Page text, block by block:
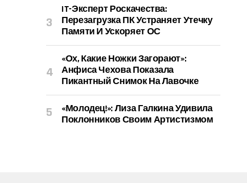
IT-Эксперт Роскачества:
Перезагрузка ПК Устраняет Утечку
Памяти И Ускоряет ОС
«Ох, Какие Ножки Загорают»:
Анфиса Чехова Показала
Пикантный Снимок На Лавочке
«Молодец!»: Лиза Галкина Удивила
Поклонников Своим Артистизмом